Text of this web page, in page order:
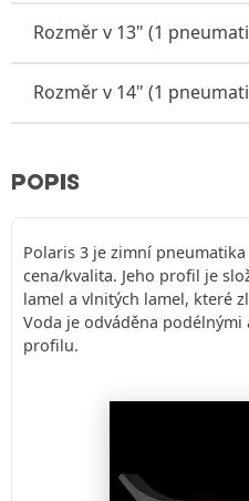
Rozměr v 13" (1
Rozměr v 14" (1
POPIS
Polaris 3 je zimní
cena/kvalita. Jeho profil je
lamel a vlnitých lamel, které
Voda je odváděna
profilu.